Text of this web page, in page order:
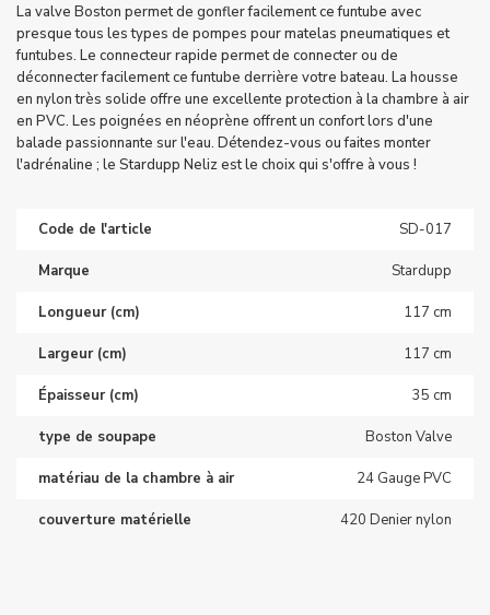
La valve Boston permet de gonfler facilement ce funtube avec
presque tous les types de pompes pour matelas pneumatiques et
funtubes. Le connecteur rapide permet de connecter ou de
déconnecter facilement ce funtube derrière votre bateau. La housse
en nylon très solide offre une excellente protection à la chambre à air
en PVC. Les poignées en néoprène offrent un confort lors d'une
balade passionnante sur l'eau. Détendez-vous ou faites monter
l'adrénaline ; le Stardupp Neliz est le choix qui s'offre à vous !
Code de l'article SD-017
Marque Stardupp
Longueur (cm) 117 cm
Largeur (cm) 117 cm
Épaisseur (cm) 35 cm
type de soupape Boston Valve
matériau de la chambre à air 24 Gauge PVC
couverture matérielle 420 Denier nylon